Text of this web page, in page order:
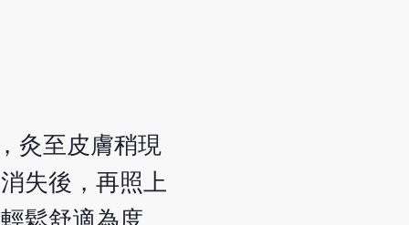
灸至皮膚稍現
失後，再照上